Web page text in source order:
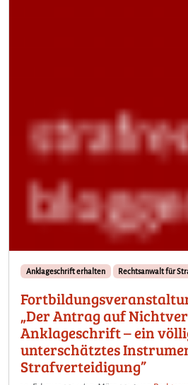
Anklageschrift erhalten Rechtsanwalt für
„Der Antrag auf
Anklageschrift – ein
unterschätztes
Strafverteidigung”